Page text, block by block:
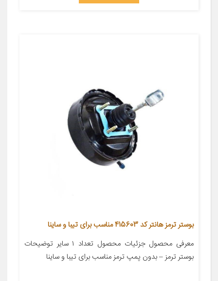
بوستر ترمز هانتر کد 415603 مناسب برای تیبا و ساینا
معرفی محصول جزئیات محصول تعداد ۱ سایر توضیحات
بوستر ترمز – بدون پمپ ترمز مناسب برای تیبا و ساینا